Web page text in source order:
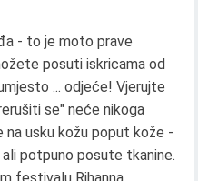
- to je moto prave
posuti iskricama od
... odjeće! Vjerujte
se" neće nikoga
na usku kožu poput kože -
potpuno posute tkanine.